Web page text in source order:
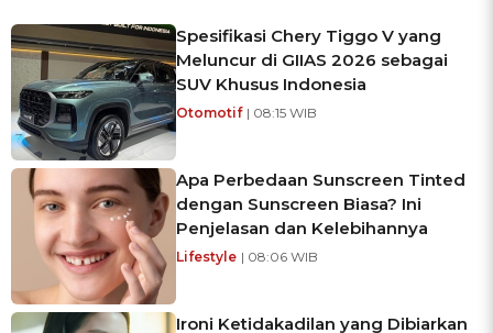
Spesifikasi Chery Tiggo V yang
Meluncur di GIIAS 2026 sebagai
SUV Khusus Indonesia
Otomotif | 08:15 WIB
Apa Perbedaan Sunscreen Tinted
dengan Sunscreen Biasa? Ini
Penjelasan dan Kelebihannya
Lifestyle | 08:06 WIB
Ironi Ketidakadilan yang Dibiarkan